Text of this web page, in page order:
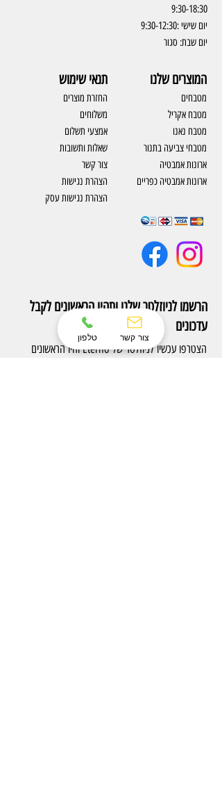
9:30-18:30
יום שישי :9:30-12:30
יום שבת: סגור
תנאי שימוש
החזרת מוצרים
משלוחים
אמצעי תשלום
שאלות ותשובות
צור קשר
​הצהרת נגישות
הצהרת נגישות עסק
המוצרים שלנו
מטבחים
מטבח אקריל
מטבח נאנו
מטבחי צביעה בתנור
ארונות אמבטיה
ארונות אמבטיה כפריים
הרשמו לניוזלטר שלנו ותהיו הראשונים לקבל
עדכונים
הצטרפו עכשיו לניוזלטר של Eterno והיו הראשונים
טלפון צור קשר